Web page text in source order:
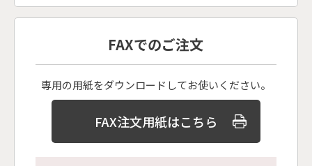
FAXでのご注文
専用の用紙をダウンロードしてお使いください。
FAX注文用紙はこちら